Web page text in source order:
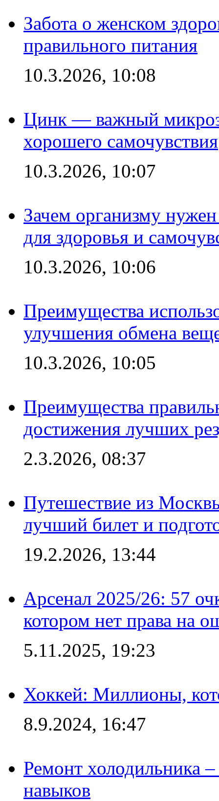
Забота о женском
правильного питания
10.3.2026, 10:08
Цинк — важный
хорошего самочувствия
10.3.2026, 10:07
Зачем организму
для здоровья и
10.3.2026, 10:06
Преимущества
улучшения обмена
10.3.2026, 10:05
Преимущества
достижения лучших
2.3.2026, 08:37
Путешествие из
лучший билет и
19.2.2026, 13:44
Арсенал 2025/26: 57
котором нет права на
5.11.2025, 19:23
Хоккей: Миллионы,
8.9.2024, 16:47
Ремонт холодильника
навыков